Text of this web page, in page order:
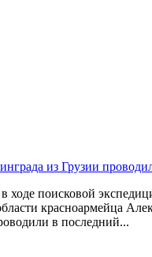
из Грузии
ходе поисковой
красноармейца
в последний...